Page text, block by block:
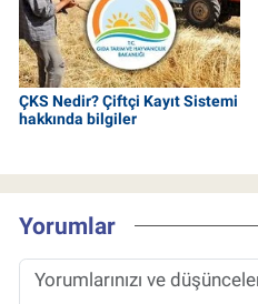
ÇKS Nedir? Çiftçi Kayıt Sistemi
hakkında bilgiler
Yorumlar